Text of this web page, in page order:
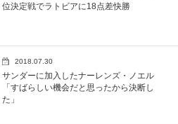
位決定戦でラトビアに18点差快勝
2018.07.30
サンダーに加入したナーレンズ・ノエル
「すばらしい機会だと思ったから決断し
た」